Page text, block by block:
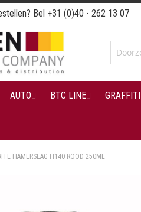
Bel +31 (0)40 - 262 13 07
AUTO BTC LINE GRAFFITI
HAMERSLAG H140 ROOD 250ML